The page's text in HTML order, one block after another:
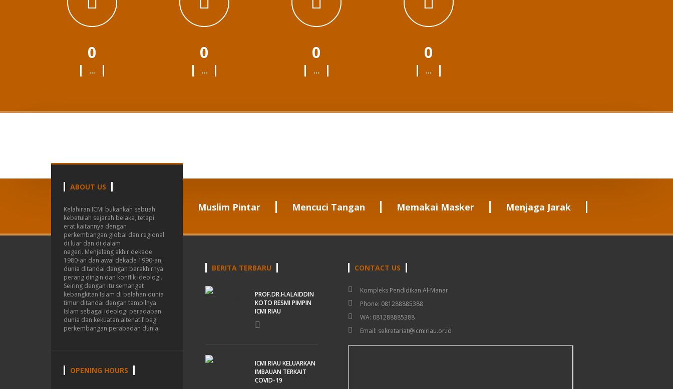
0
...
0
...
0
...
0
...
Muslim Pintar Mencuci Tangan Memakai Masker Menjaga Jarak
ABOUT US
Kelahiran ICMI bukankah sebuah
kebetulah sejarah belaka, tetapi
erat kaitannya dengan
perkembangan global dan regional
di luar dan di dalam
negeri. Menjelang akhir dekade
1980-an dan awal dekade 1990-an,
dunia ditandai dengan berakhirnya
perang dingin dan konflik ideologi.
Seiring dengan itu semangat
kebangkitan Islam di belahan dunia
timur ditandai dengan tampilnya
Islam sebagai ideologi peradaban
dunia dan kekuatan altenatif bagi
perkembangan perabadan dunia.
OPENING HOURS
BERITA TERBARU
PROF.DR.H.ALAIDDIN
KOTO RESMI PIMPIN
ICMI RIAU
ICMI RIAU KELUARKAN
IMBAUAN TERKAIT
COVID-19
CONTACT US
Kompleks Pendidikan Al-Manar
Phone: 081288885388
WA: 081288885388
Email: sekretariat@icmiriau.or.id